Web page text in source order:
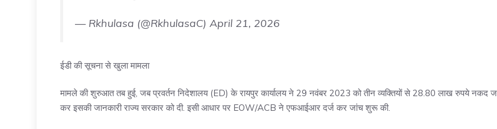
— Rkhulasa (@RkhulasaC) April 21, 2026
ईडी की सूचना से खुला मामला
मामले की शुरुआत तब हुई, जब प्रवर्तन निदेशालय (ED) के रायपुर कार्यालय ने 29 नवंबर 2023 को तीन व्यक्तियों से 28.80 लाख रुपये नकद
कर इसकी जानकारी राज्य सरकार को दी. इसी आधार पर EOW/ACB ने एफआईआर दर्ज कर जांच शुरू की.